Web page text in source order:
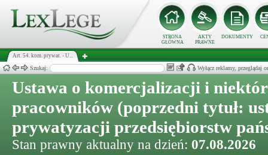
STRONA
GŁÓWNA
AKTY
PRAWNE
DOKUMENTY
Art. 54. kom. prywat. - U...
Szukaj: Wyłącz reklamy, przeglądaj
Ustawa o komercjalizacji i
pracowników (poprzedni tytuł:
prywatyzacji przedsiębiorstw
Stan prawny aktualny na dzień: 07.08.2026